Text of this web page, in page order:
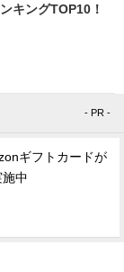
キングTOP10！
- PR -
ギフトカードが
中